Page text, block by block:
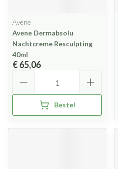
Avene
Avene Dermabsolu
Nachtcreme Resculpting
40ml
€ 65,06
Bestel